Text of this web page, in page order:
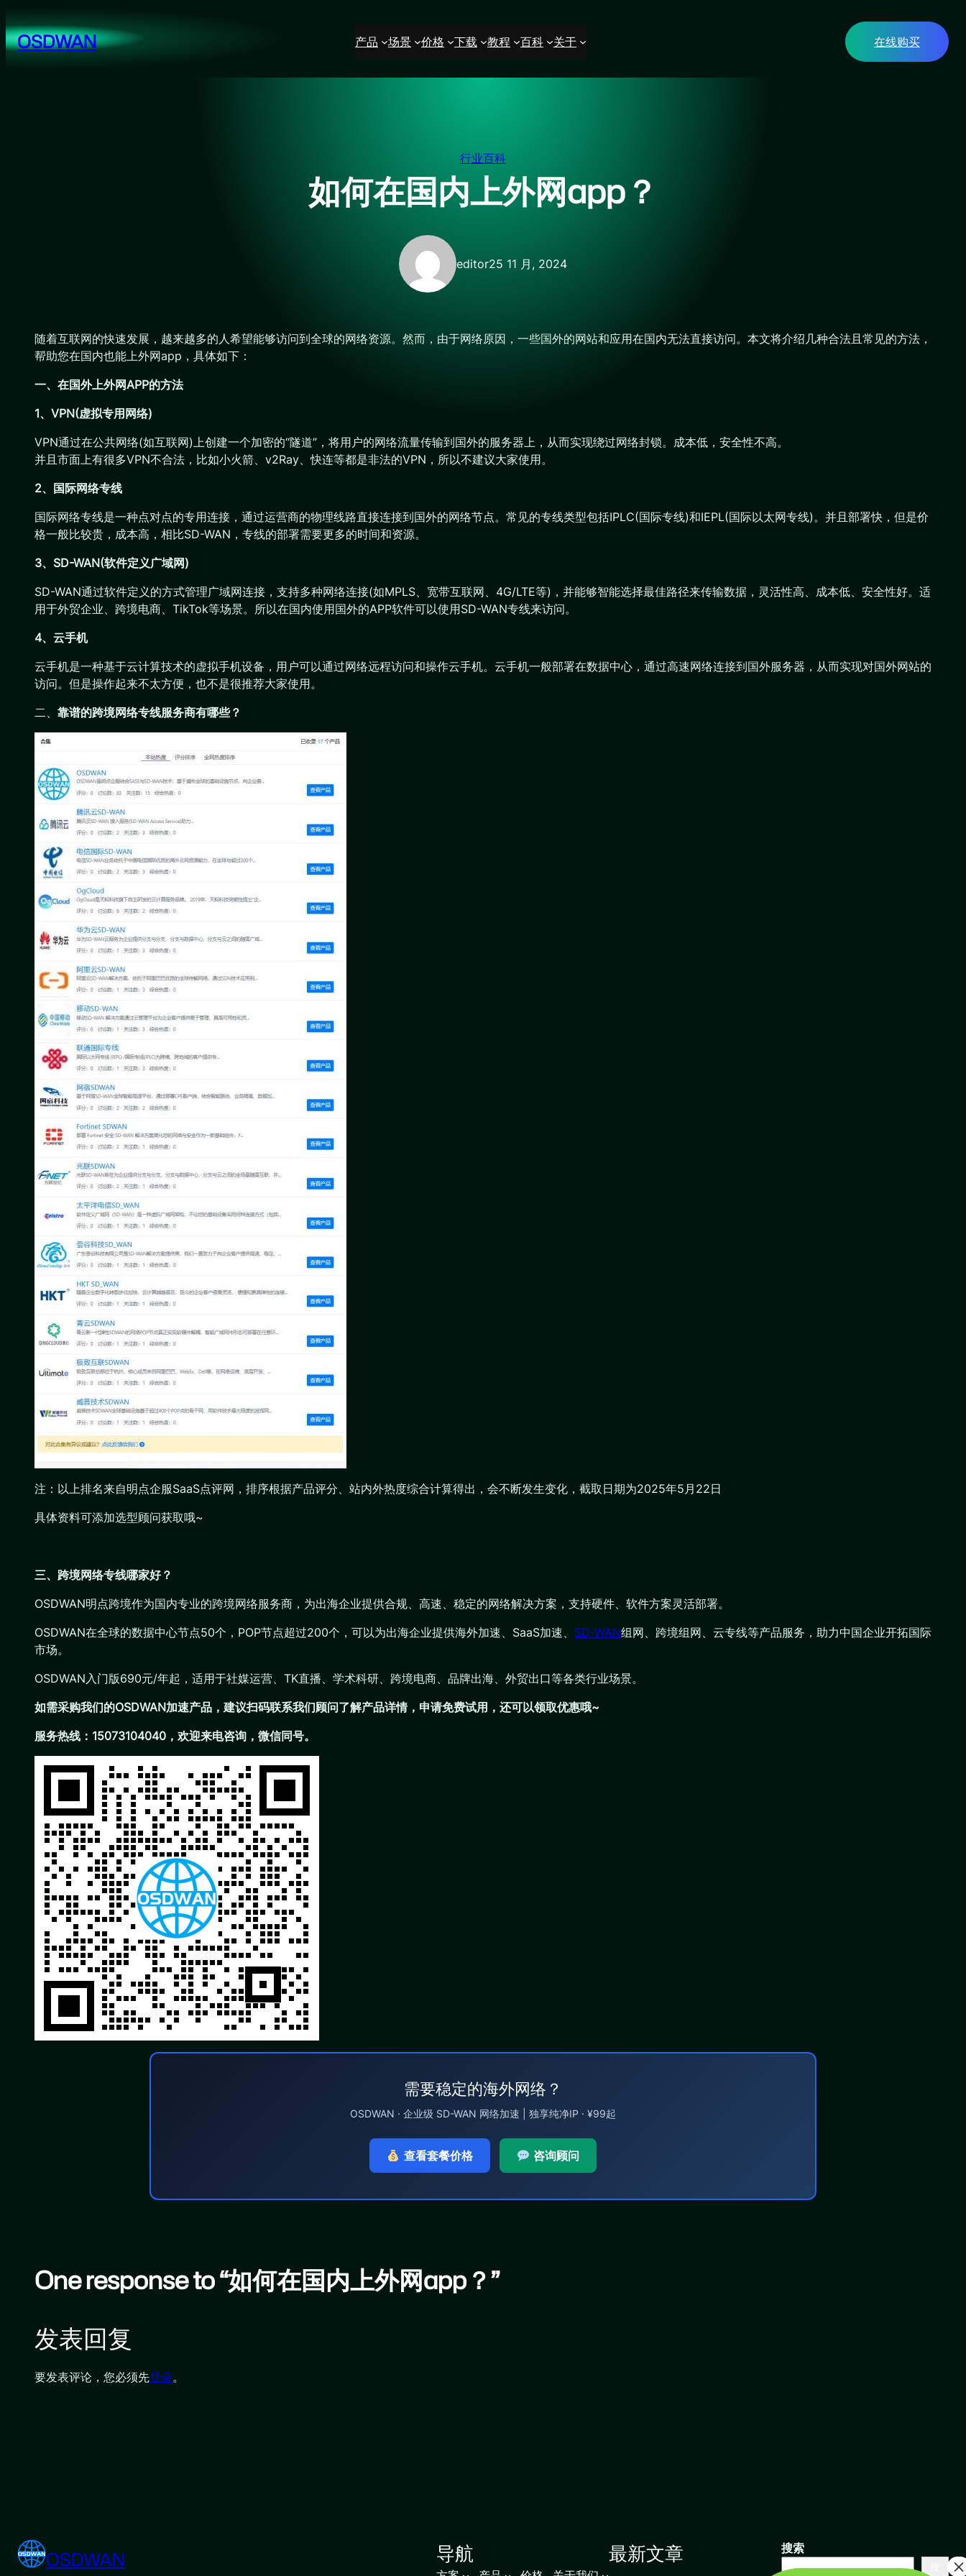
至
内OSDWAN 产品 场景 价格 下载 教程 百科 关于 在线购买
行业百科
如何在国内上外网app？
editor25 11 月, 2024
随着互联网的快速发展，越来越多的人希望能够访问到全球的网络资源。然而，由于网络原因，一些国外的网站和应用在国内无法直接访问。本文将介绍几种合法且常见的方法，
帮助您在国内也能上外网app，具体如下：
一、在国外上外网APP的方法
1、VPN(虚拟专用网络)
VPN通过在公共网络(如互联网)上创建一个加密的“隧道”，将用户的网络流量传输到国外的服务器上，从而实现绕过网络封锁。成本低，安全性不高。
并且市面上有很多VPN不合法，比如小火箭、v2Ray、快连等都是非法的VPN，所以不建议大家使用。
2、国际网络专线
国际网络专线是一种点对点的专用连接，通过运营商的物理线路直接连接到国外的网络节点。常见的专线类型包括IPLC(国际专线)和IEPL(国际以太网专线)。并且部署快，但是价
格一般比较贵，成本高，相比SD-WAN，专线的部署需要更多的时间和资源。
3、SD-WAN(软件定义广域网)
SD-WAN通过软件定义的方式管理广域网连接，支持多种网络连接(如MPLS、宽带互联网、4G/LTE等)，并能够智能选择最佳路径来传输数据，灵活性高、成本低、安全性好。适
用于外贸企业、跨境电商、TikTok等场景。所以在国内使用国外的APP软件可以使用SD-WAN专线来访问。
4、云手机
云手机是一种基于云计算技术的虚拟手机设备，用户可以通过网络远程访问和操作云手机。云手机一般部署在数据中心，通过高速网络连接到国外服务器，从而实现对国外网站的
访问。但是操作起来不太方便，也不是很推荐大家使用。
二、 靠谱的跨境网络专线服务商有哪些？
注：以上排名来自明点企服SaaS点评网，排序根据产品评分、站内外热度综合计算得出，会不断发生变化，截取日期为2025年5月22日
具体资料可添加选型顾问获取哦~
三、跨境网络专线哪家好？
OSDWAN明点跨境作为国内专业的跨境网络服务商，为出海企业提供合规、高速、稳定的网络解决方案，支持硬件、软件方案灵活部署。
OSDWAN在全球的数据中心节点50个，POP节点超过200个，可以为出海企业提供海外加速、SaaS加速、 SD-WAN组网、跨境组网、云专线等产品服务，助力中国企业开拓国际
市场。
OSDWAN入门版690元/年起，适用于社媒运营、TK直播、学术科研、跨境电商、品牌出海、外贸出口等各类行业场景。
如需采购我们的OSDWAN加速产品，建议扫码联系我们顾问了解产品详情，申请免费试用，还可以领取优惠哦~
服务热线：15073104040，欢迎来电咨询，微信同号。
需要稳定的海外网络？
OSDWAN · 企业级 SD-WAN 网络加速 | 独享纯净IP · ¥99起
查看套餐价格 咨询顾问
One response to “如何在国内上外网app？”
发表回复
要发表评论，您必须先登录。
OSDWAN 导航 最新文章 搜索